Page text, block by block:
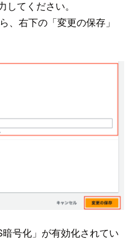
てください。
、右下の「変更の保存」
暗号化」が有効化されてい